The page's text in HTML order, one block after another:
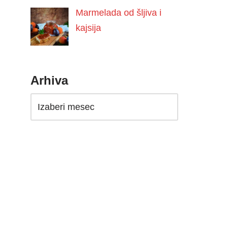
Marmelada od šljiva i
kajsija
Arhiva